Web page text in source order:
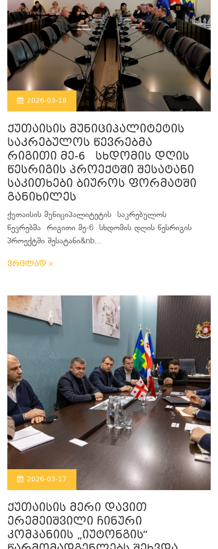
2026-03-18
ქუთაისის მუნიციპალიტეტის
საკრებულოს წევრებმა
რიგითი მე-6 სხდომის დღის
წესრიგის პროექტში შესატანი
საკითხები ბიუროს ფორმატში
განიხილეს
ქუთაისის მუნიციპალიტეტის საკრებულოს
წევრებმა რიგითი მე-6 სხდომის დღის წესრიგის
პროექტში შესატანი&nb...
ვრცლად
2026-03-17
ქუთაისის მერი დავით
ერემეიშვილი ჩინური
კომპანიის „იუტონგის“